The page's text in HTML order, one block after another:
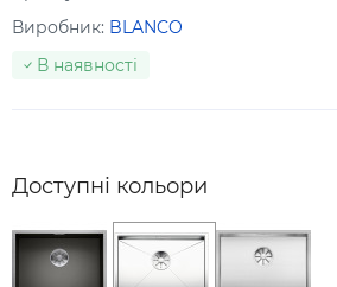
Виробник: BLANCO
В наявності
Доступні кольори